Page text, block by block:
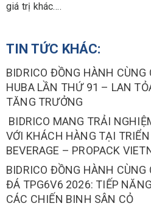
giá trị khác….
TIN TỨC KHÁC:
BIDRICO ĐỒNG HÀNH CÙNG
HUBA LẦN THỨ 91 – LAN
TĂNG TRƯỞNG
BIDRICO MANG TRẢI
VỚI KHÁCH HÀNG TẠI
BEVERAGE – PROPACK
BIDRICO ĐỒNG HÀNH CÙNG
ĐÁ TPG6V6 2026: TIẾP
CÁC CHIẾN BINH SÂN CỎ